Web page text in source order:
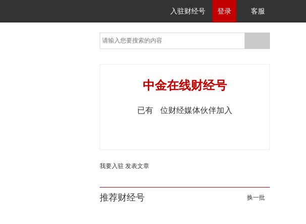
入驻财经号 登录 客服
中金在线财经号
已有 位财经媒体伙伴加入
我要入驻 发表文章
推荐财经号 换一批